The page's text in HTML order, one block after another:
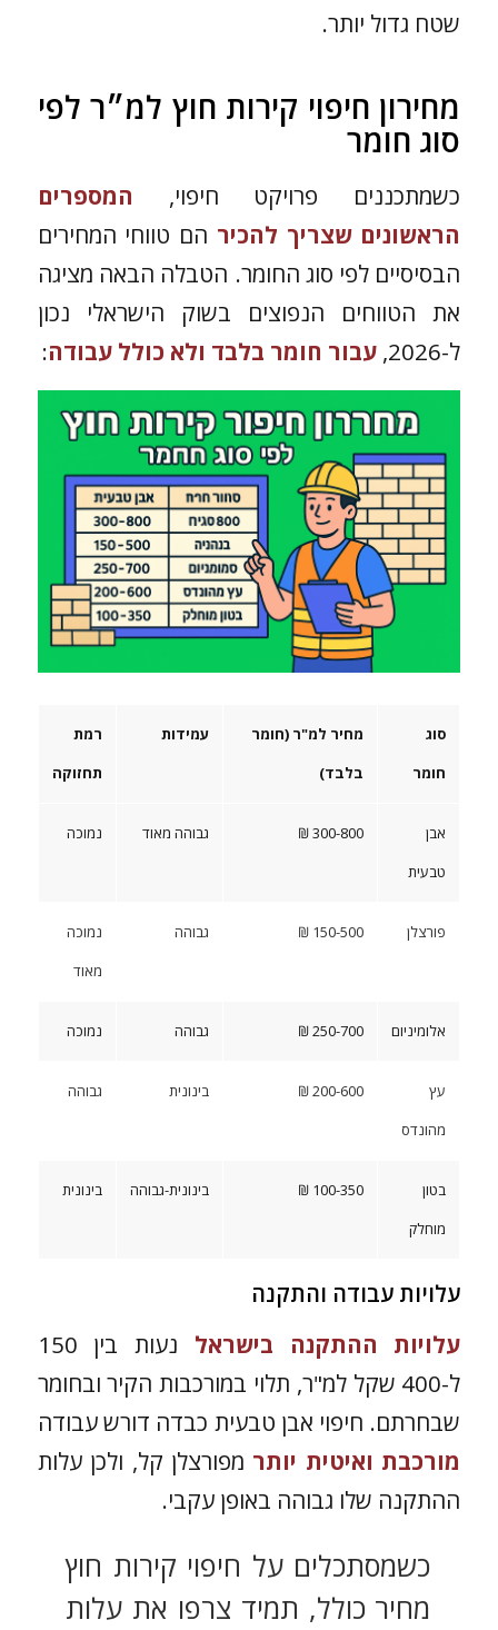
שטח גדול יותר.
מחירון חיפוי קירות חוץ למ״ר לפי
סוג חומר
כשמתכננים פרויקט חיפוי, המספרים
הראשונים שצריך להכיר הם טווחי המחירים
הבסיסיים לפי סוג החומר. הטבלה הבאה מציגה
את הטווחים הנפוצים בשוק הישראלי נכון
ל-2026,
עבור חומר בלבד ולא כולל עבודה:
סוג
חומר
מחיר למ"ר (חומר
בלבד)
עמידות
רמת
תחזוקה
אבן
טבעית
300-800 ₪ גבוהה מאוד נמוכה
פורצלן 150-500 ₪ גבוהה
נמוכה
מאוד
אלומיניום 250-700 ₪ גבוהה נמוכה
עץ
מהונדס
200-600 ₪ בינונית גבוהה
בטון
מוחלק
100-350 ₪ בינונית-גבוהה בינונית
עלויות עבודה והתקנה
עלויות ההתקנה בישראל
נעות בין 150
ל-400 שקל למ"ר, תלוי במורכבות הקיר ובחומר
שבחרתם. חיפוי אבן טבעית כבדה דורש עבודה
מורכבת ואיטית יותר מפורצלן קל, ולכן עלות
ההתקנה שלו גבוהה באופן עקבי.
כשמסתכלים על חיפוי קירות חוץ
מחיר כולל, תמיד צרפו את עלות